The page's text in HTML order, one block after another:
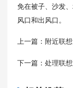
免在被子、沙发
风口和出风口。
上一篇： 附近联
下一篇： 处理联